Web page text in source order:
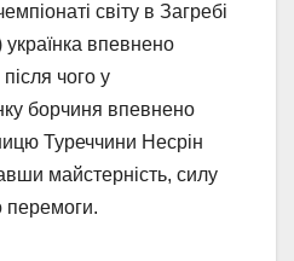
світу в Загребі
українка впевнено
чого у
борчиня впевнено
Туреччини Несрін
майстерність, силу
перемоги.